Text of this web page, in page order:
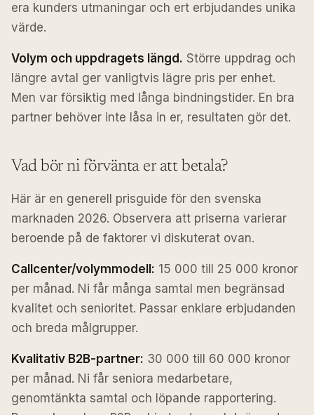
era kunders utmaningar och ert erbjudandes unika
värde.
Volym och uppdragets längd. Större uppdrag och
längre avtal ger vanligtvis lägre pris per enhet.
Men var försiktig med långa bindningstider. En bra
partner behöver inte låsa in er, resultaten gör det.
Vad bör ni förvänta er att betala?
Här är en generell prisguide för den svenska
marknaden 2026. Observera att priserna varierar
beroende på de faktorer vi diskuterat ovan.
Callcenter/volymmodell: 15 000 till 25 000 kronor
per månad. Ni får många samtal men begränsad
kvalitet och senioritet. Passar enklare erbjudanden
och breda målgrupper.
Kvalitativ B2B-partner: 30 000 till 60 000 kronor
per månad. Ni får seniora medarbetare,
genomtänkta samtal och löpande rapportering.